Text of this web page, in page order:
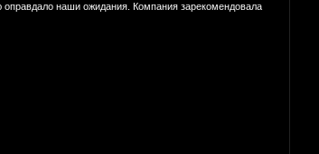
наши ожидания. Компания зарекомендовала